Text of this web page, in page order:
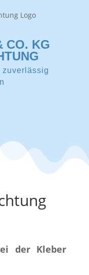
CO. KG
der Kleber